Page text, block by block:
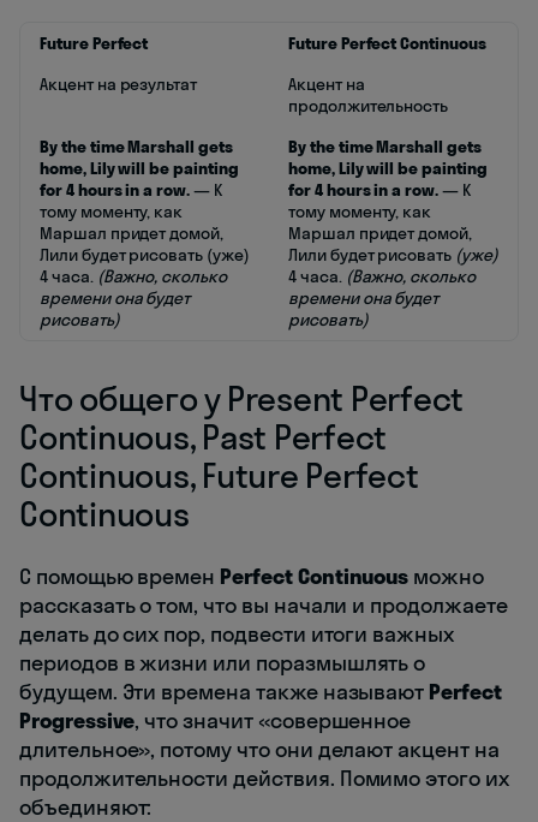
Future Perfect
Future Perfect Continuous
Акцент на результат
Акцент на
продолжительность
By the time Marshall gets
home, Lily will be painting
for 4 hours in a row.— К
тому моменту, как
Маршал придет домой,
Лили будет рисовать (уже)
4 часа. (Важно, сколько
времени она будет
рисовать)
By the time Marshall gets
home, Lily will be painting
for 4 hours in a row.— К
тому моменту, как
Маршал придет домой,
Лили будет рисовать (уже)
4 часа. (Важно, сколько
времени она будет
рисовать)
Что общего у Present Perfect
Continuous, Past Perfect
Continuous, Future Perfect
Continuous
С помощью времен Perfect Continuous можно
рассказать о том, что вы начали и продолжаете
делать до сих пор, подвести итоги важных
периодов в жизни или поразмышлять о
будущем. Эти времена также называют Perfect
Progressive, что значит «совершенное
длительное», потому что они делают акцент на
продолжительности действия. Помимо этого их
объединяют: